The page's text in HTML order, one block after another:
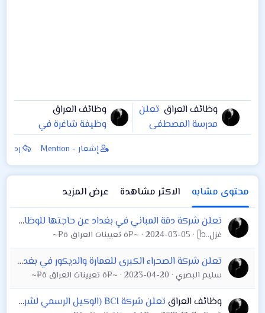
وظائف العراق تعلن
مدرسة المصطفى
الأبتدائية الأهليه عن
رياضيات على ان
تكون حاصلة على
احدى الشهادات
التالية
وظائف العراق
وظیفة شاغرة في
شركة هالبرتن
إشعار - Mention رد
محتوى مشابه الاكثر مشاهدة
عرض المزيد
تعلن شركة دقة المباني في بغداد عن حاجتها للوظايف التالية
غزل..ᥫ᭡ 2024-03-05 ~¤ô تعيينات العراق ô¤~
تعلن شركة الصحراء الكبرى للعمارة والديكور في بغداد عن حاجتها الى مهندس/ة معماري على ان لاتقل الخبره عن ثلاث سنوات
سليم البصري 2023-04-20 ~¤ô تعيينات العراق ô¤~
وظائف العراق تعلن شركة BCI (الوكيل الرسمي لشركة سامسونج في العراق) عن توفر فرصة عمل